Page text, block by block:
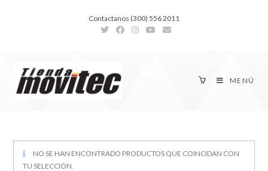
Contactanos (300) 556 2011
MENÚ
NO SE HAN ENCONTRADO PRODUCTOS QUE COINCIDAN CON
TU SELECCIÓN.